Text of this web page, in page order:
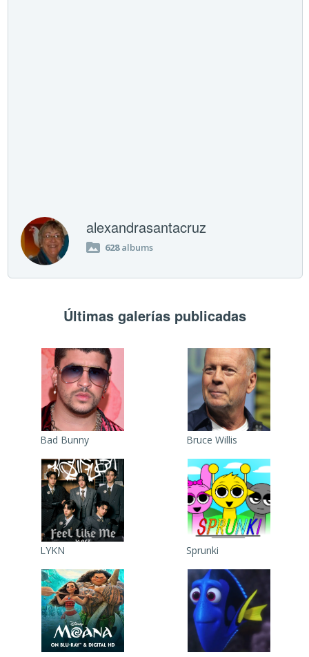
alexandrasantacruz
628albums
Últimas galerías publicadas
Bad Bunny Bruce Willis
LYKN Sprunki